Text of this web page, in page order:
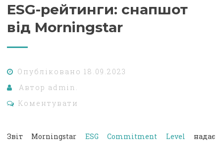
ESG-рейтинги: снапшот
від Morningstar
Опубліковано 18.09.2023
Автор admin.
Коментувати
Звіт Morningstar ESG Commitment Level надає